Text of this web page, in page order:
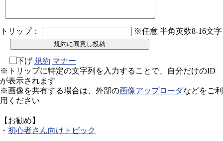
トリップ： ※任意 半角英数8-16文字
下げ 規約 マナー
※トリップに特定の文字列を入力することで、自分だけのID
が表示されます
※画像を共有する場合は、外部の画像アップローダなどをご利
用ください
【お勧め】
・ 初心者さん向けトピック